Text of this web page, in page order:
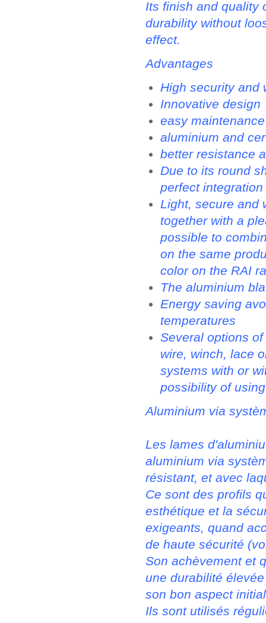
Its finish and quality
durability without
effect.
Advantages
High security and
Innovative design
easy
aluminium and
better resistance
Due to its round
perfect
Light, secure and
together with a
possible to
on the same
color on the RAI
The aluminium
Energy saving
temperatures
Several options
wire, winch, lace
systems with or
possibility of
Aluminium via
Les lames
aluminium via
résistant, et avec
Ce sont des profils
esthétique et la
exigeants, quand
de haute sécurité
Son achèvement et
une durabilité
son bon aspect
Ils sont utilisés